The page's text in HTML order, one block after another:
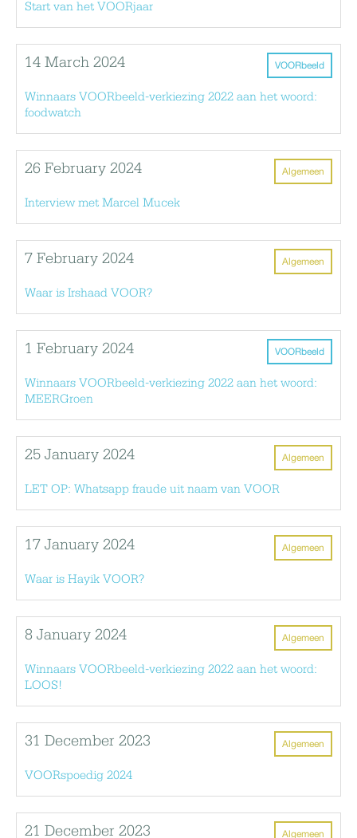
Start van het VOORjaar
VOORbeeld
14 March 2024
Winnaars VOORbeeld-verkiezing 2022 aan het woord:
foodwatch
Algemeen
26 February 2024
Interview met Marcel Mucek
Algemeen
7 February 2024
Waar is Irshaad VOOR?
VOORbeeld
1 February 2024
Winnaars VOORbeeld-verkiezing 2022 aan het woord:
MEERGroen
Algemeen
25 January 2024
LET OP: Whatsapp fraude uit naam van VOOR
Algemeen
17 January 2024
Waar is Hayik VOOR?
Algemeen
8 January 2024
Winnaars VOORbeeld-verkiezing 2022 aan het woord:
LOOS!
Algemeen
31 December 2023
VOORspoedig 2024
Algemeen
21 December 2023